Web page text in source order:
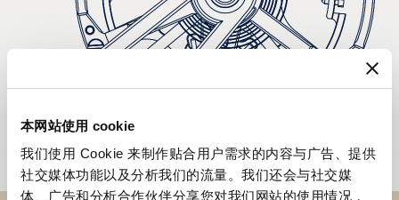
本网站使用 cookie
我们使用 Cookie 来制作贴合用户需求的内容与广告、提供
社交媒体功能以及分析我们的流量。我们还会与社交媒
体、广告和分析合作伙伴分享您对我们网站的使用情况，